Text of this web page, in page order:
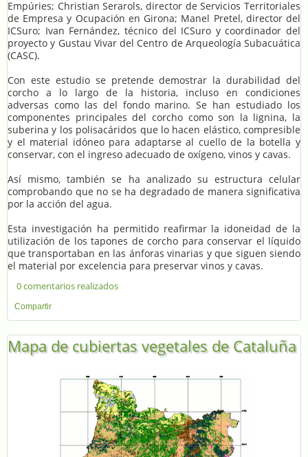
Empúries; Christian Serarols, director de Servicios Territoriales
de Empresa y Ocupación en Girona; Manel Pretel, director del
ICSuro; Ivan Fernández, técnico del ICSuro y coordinador del
proyecto y Gustau Vivar del Centro de Arqueología Subacuática
(CASC).
Con este estudio se pretende demostrar la durabilidad del
corcho a lo largo de la historia, incluso en condiciones
adversas como las del fondo marino. Se han estudiado los
componentes principales del corcho como son la lignina, la
suberina y los polisacáridos que lo hacen elástico, compresible
y el material idóneo para adaptarse al cuello de la botella y
conservar, con el ingreso adecuado de oxígeno, vinos y cavas.
Así mismo, también se ha analizado su estructura celular
comprobando que no se ha degradado de manera significativa
por la acción del agua.
Esta investigación ha permitido reafirmar la idoneidad de la
utilización de los tapones de corcho para conservar el líquido
que transportaban en las ánforas vinarias y que siguen siendo
el material por excelencia para preservar vinos y cavas.
0 comentarios realizados
Compartir
Mapa de cubiertas vegetales de Cataluña